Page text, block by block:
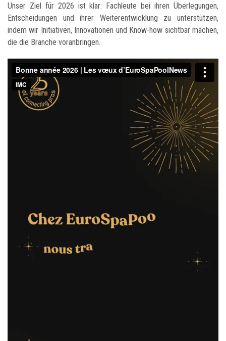
Unser Ziel für 2026 ist klar: Fachleute bei ihren Überlegungen,
Entscheidungen und ihrer Weiterentwicklung zu unterstützen,
indem wir Initiativen, Innovationen und Know-how sichtbar machen,
die die Branche voranbringen.